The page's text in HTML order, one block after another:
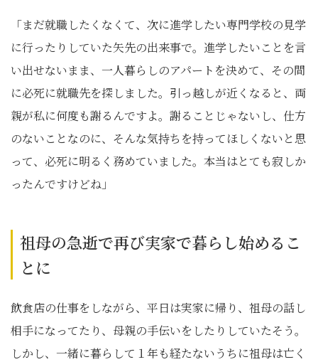
「まだ就職したくなくて、次に進学したい専門学校の見学
に行ったりしていた矢先の出来事で。進学したいことを言
い出せないまま、一人暮らしのアパートを決めて、その間
に必死に就職先を探しました。引っ越しが近くなると、両
親が私に何度も謝るんですよ。謝ることじゃないし、仕方
のないことなのに、そんな気持ちを持ってほしくないと思
って、必死に明るく務めていました。本当はとても寂しか
ったんですけどね」
祖母の急逝で再び実家で暮らし始めるこ
とに
飲食店の仕事をしながら、平日は実家に帰り、祖母の話し
相手になってたり、母親の手伝いをしたりしていたそう。
しかし、一緒に暮らして１年も経たないうちに祖母は亡く